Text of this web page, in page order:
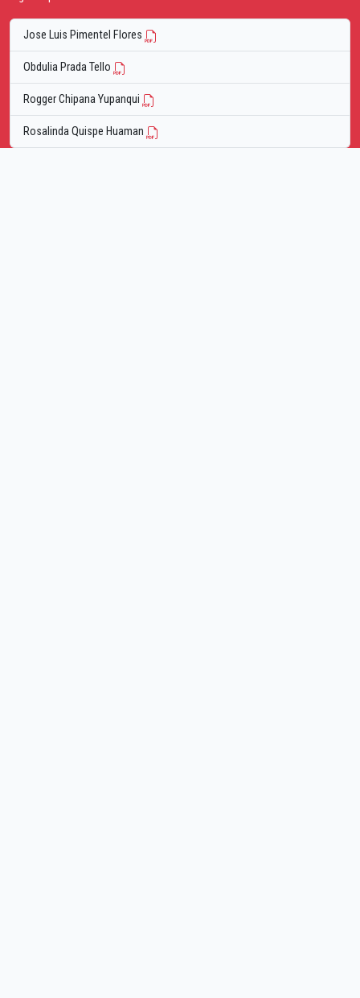
Jose Luis Pimentel Flores
Obdulia Prada Tello
Rogger Chipana Yupanqui
Rosalinda Quispe Huaman